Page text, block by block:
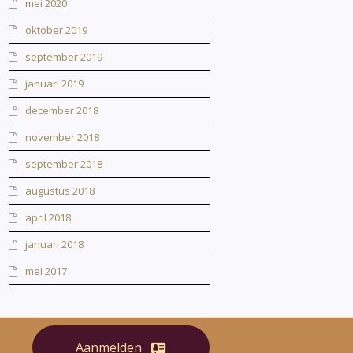
mei 2020
oktober 2019
september 2019
januari 2019
december 2018
november 2018
september 2018
augustus 2018
april 2018
januari 2018
mei 2017
Aanmelden